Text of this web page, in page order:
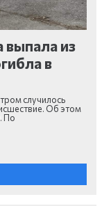
из
в
случилось
Об этом
По